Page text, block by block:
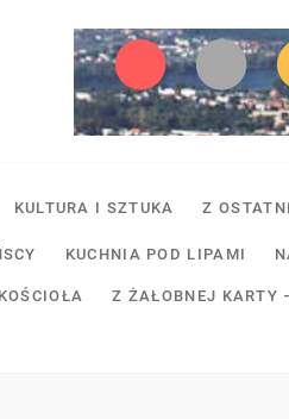
KULTURA I SZTUKA Z
KUCHNIA POD LIPAMI
Z ŻAŁOBNEJ KARTY